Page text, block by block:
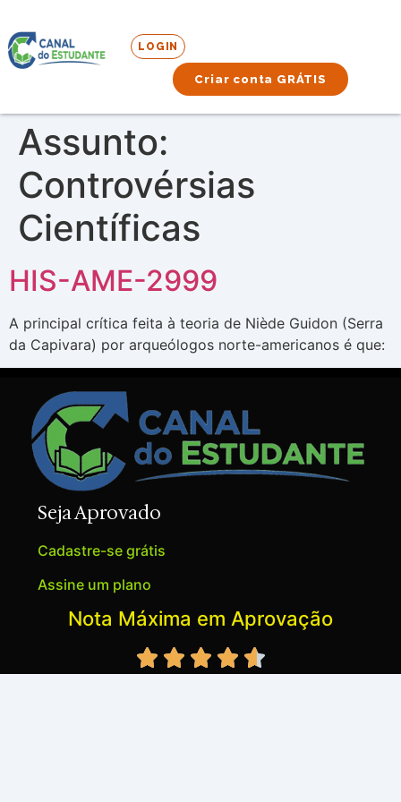
LOGIN
Criar conta GRÁTIS
Assunto:
Controvérsias
Científicas
HIS-AME-2999
A principal crítica feita à teoria de Niède Guidon (Serra
da Capivara) por arqueólogos norte-americanos é que:
Seja Aprovado
Cadastre-se grátis
Assine um plano
Nota Máxima em Aprovação